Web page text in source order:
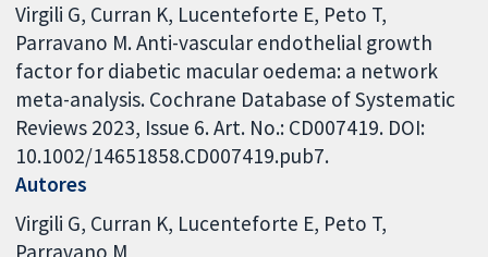
Virgili G, Curran K, Lucenteforte E, Peto T,
Parravano M. Anti-vascular endothelial growth
factor for diabetic macular oedema: a network
meta-analysis. Cochrane Database of Systematic
Reviews 2023, Issue 6. Art. No.: CD007419. DOI:
10.1002/14651858.CD007419.pub7.
Autores
Virgili G Curran K Lucenteforte E Peto T
Parravano M